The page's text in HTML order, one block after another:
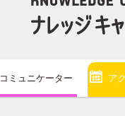
コミュニケーター ア